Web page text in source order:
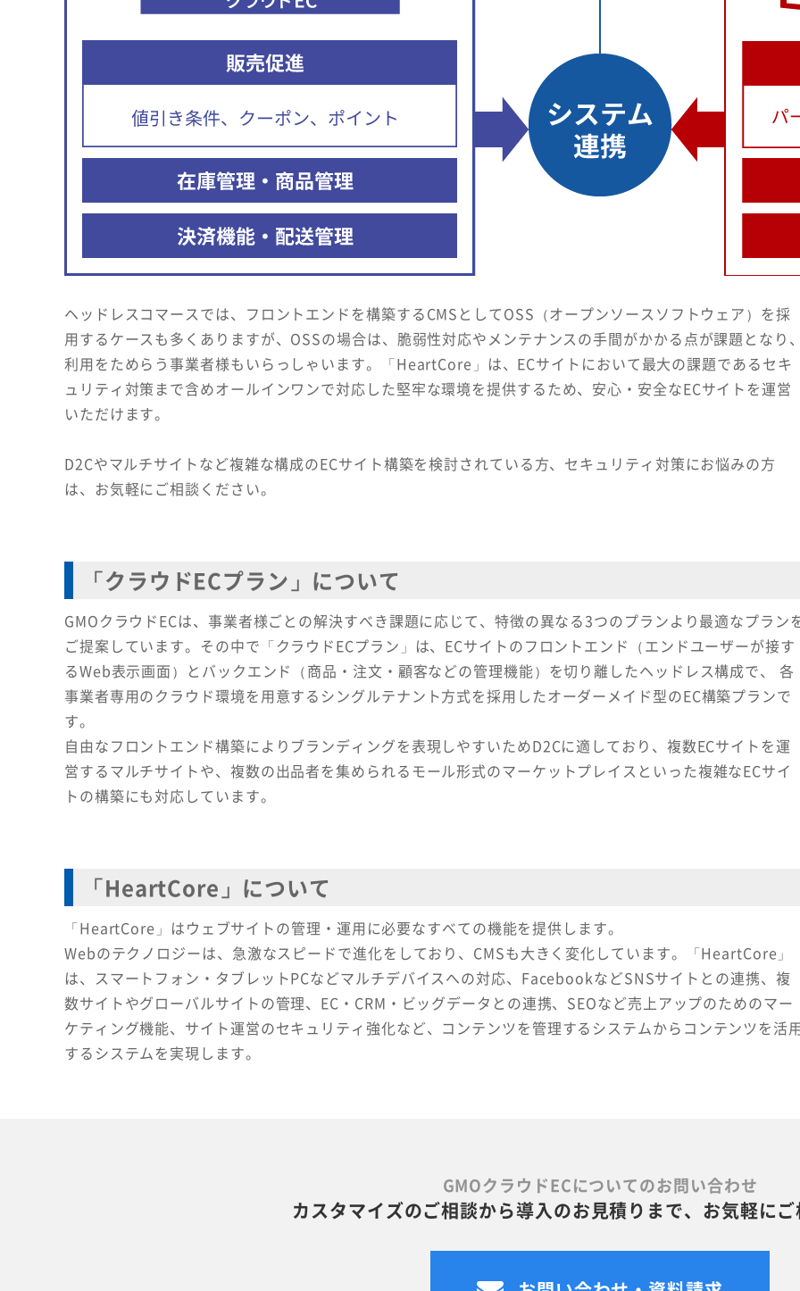
ヘッドレスコマースでは、フロントエンドを構築するCMSとしてOSS（オープンソースソフトウェア）を採
用するケースも多くありますが、OSSの場合は、脆弱性対応やメンテナンスの手間がかかる点が課題となり
利用をためらう事業者様もいらっしゃいます。「HeartCore」は、ECサイトにおいて最大の課題であるセキ
ュリティ対策まで含めオールインワンで対応した堅牢な環境を提供するため、安心・安全なECサイトを運営
いただけます。
D2Cやマルチサイトなど複雑な構成のECサイト構築を検討されている方、セキュリティ対策にお悩みの方
は、お気軽にご相談ください。
「クラウドECプラン」について
GMOクラウドECは、事業者様ごとの解決すべき課題に応じて、特徴の異なる3つのプランより最適なプラン
ご提案しています。その中で「クラウドECプラン」は、ECサイトのフロントエンド（エンドユーザーが接す
るWeb表示画面）とバックエンド（商品・注文・顧客などの管理機能）を切り離したヘッドレス構成で、 各
事業者専用のクラウド環境を用意するシングルテナント方式を採用したオーダーメイド型のEC構築プランで
す。
自由なフロントエンド構築によりブランディングを表現しやすいためD2Cに適しており、複数ECサイトを運
営するマルチサイトや、複数の出品者を集められるモール形式のマーケットプレイスといった複雑なECサイ
トの構築にも対応しています。
「HeartCore」について
「HeartCore」はウェブサイトの管理・運用に必要なすべての機能を提供します。
Webのテクノロジーは、急激なスピードで進化をしており、CMSも大きく変化しています。「HeartCore」
は、スマートフォン・タブレットPCなどマルチデバイスへの対応、FacebookなどSNSサイトとの連携、複
数サイトやグローバルサイトの管理、EC・CRM・ビッグデータとの連携、SEOなど売上アップのためのマー
ケティング機能、サイト運営のセキュリティ強化など、コンテンツを管理するシステムからコンテンツを活
するシステムを実現します。
GMOクラウドECについてのお問い合わせ
カスタマイズのご相談から導入のお見積りまで、お気軽に